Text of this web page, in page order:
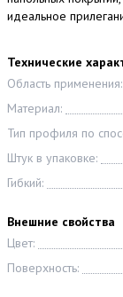
идеальное
Технические
Область применения:
Материал:
Тип профиля по
Штук в упаковке:
Гибкий:
Внешние свойства
Цвет:
Поверхность: